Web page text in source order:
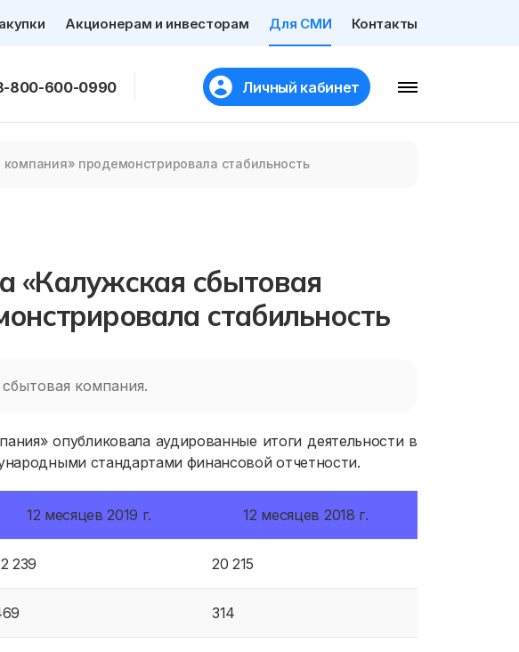
Акционерам и инвесторам Для СМИ Контакты
800-600-0990 Личный кабинет
продемонстрировала стабильность
«Калужская сбытовая
стабильность
компания.
опубликовала аудированные итоги деятельности в
стандартами финансовой отчетности.
12 месяцев 2019 г. 12 месяцев 2018 г.
239 20 215
314